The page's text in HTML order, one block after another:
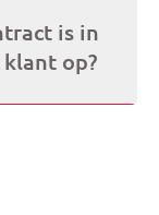
is in
op?